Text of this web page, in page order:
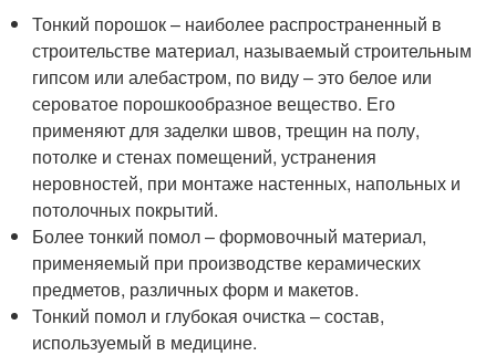
Тонкий порошок – наиболее распространенный в
строительстве материал, называемый строительным
гипсом или алебастром, по виду – это белое или
сероватое порошкообразное вещество. Его
применяют для заделки швов, трещин на полу,
потолке и стенах помещений, устранения
неровностей, при монтаже настенных, напольных и
потолочных покрытий.
Более тонкий помол – формовочный материал,
применяемый при производстве керамических
предметов, различных форм и макетов.
Тонкий помол и глубокая очистка – состав,
используемый в медицине.